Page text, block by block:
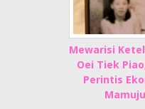
Mewarisi
Oei Tiek
Perintis
Mamuju